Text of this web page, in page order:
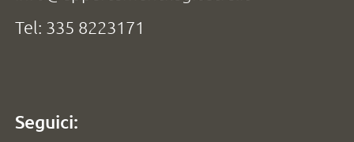
Tel: 335 8223171
Seguici: